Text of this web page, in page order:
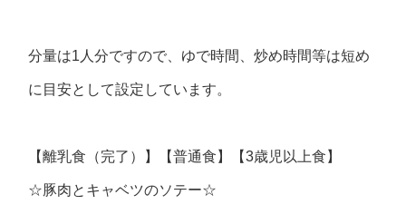
分量は1人分ですので、ゆで時間、炒め時間等は短め
に目安として設定しています。
【離乳食（完了）】【普通食】【3歳児以上食】
☆豚肉とキャベツのソテー☆